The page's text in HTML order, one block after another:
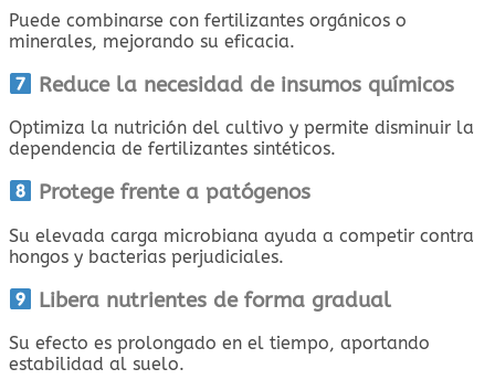
Puede combinarse con fertilizantes orgánicos o
minerales, mejorando su eficacia.
Reduce la necesidad de insumos químicos
Optimiza la nutrición del cultivo y permite disminuir la
dependencia de fertilizantes sintéticos.
Protege frente a patógenos
Su elevada carga microbiana ayuda a competir contra
hongos y bacterias perjudiciales.
Libera nutrientes de forma gradual
Su efecto es prolongado en el tiempo, aportando
estabilidad al suelo.